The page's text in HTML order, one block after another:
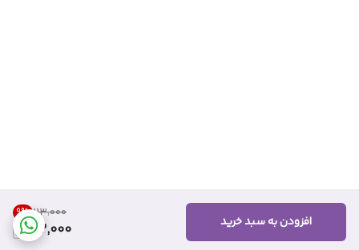
۱۱۳٬۰۰۰ 9%
102,000 افزودن به سبد خرید